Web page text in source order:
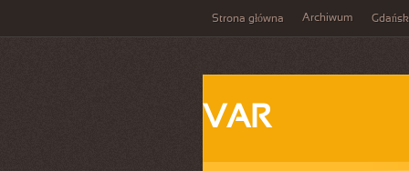
Strona główna Archiwum Gdańsk
VAR